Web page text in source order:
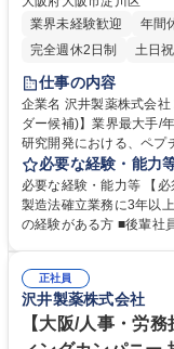
業界未経験歓迎
年間
完全週休2日制
土日
仕事の内容
企業名 沢井製薬株式会社 求人名 【大阪/ペプチド注射剤の製剤開発(リー
ダー候補)】業界最大手/年間休日129日 仕事の
研究開発における、ペプ
法開発を担当します。ラ
製品化の根幹を支える業務です。 【詳細】 ■ペプチド
の確立 ■CTD申請（承認
（3ロット） ■商業生産
必要な経験・能力
必要な経験・能力等 【
製造法確立業務に3年以
の経験がある方 ■後輩社員の育成とチームのマネジメント経験がある方
とプロジェクトを主体的に進めた経験
大学 語学力：英語 資格：
正社員
沢井製薬株式会社
【大阪/人事・労